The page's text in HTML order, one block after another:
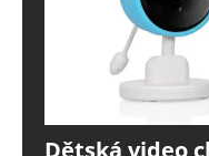
Dětská video